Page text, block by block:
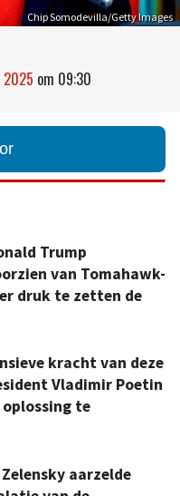
Chip Somodevilla/Getty Images
2025 om 09:30
Trump
van Tomahawk-
druk te zetten de
kracht van deze
Vladimir Poetin
te
aarzelde